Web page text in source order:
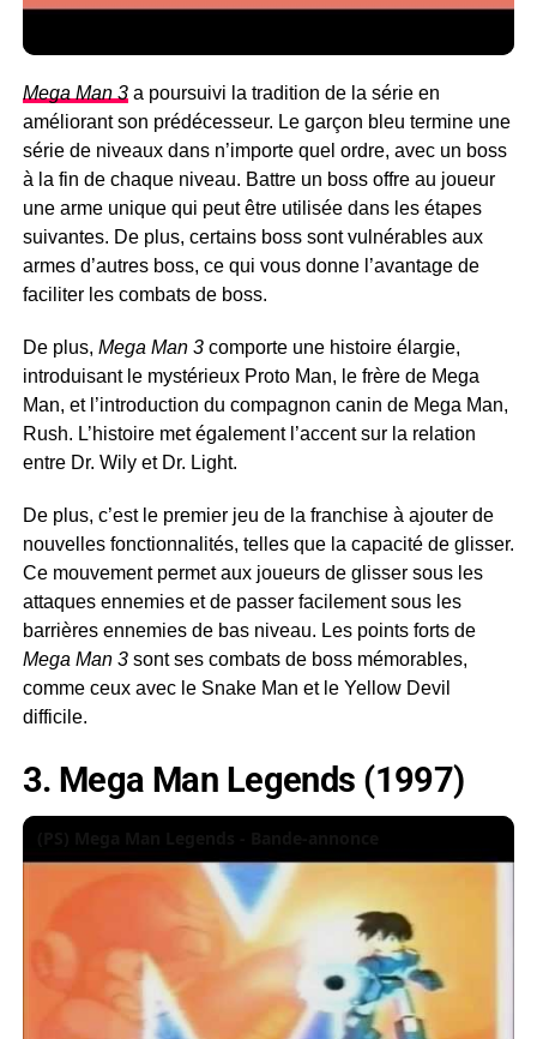
Mega Man 3a poursuivi la tradition de la série en
améliorant son prédécesseur. Le garçon bleu termine une
série de niveaux dans n’importe quel ordre, avec un boss
à la fin de chaque niveau. Battre un boss offre au joueur
une arme unique qui peut être utilisée dans les étapes
suivantes. De plus, certains boss sont vulnérables aux
armes d’autres boss, ce qui vous donne l’avantage de
faciliter les combats de boss.
De plus, Mega Man 3 comporte une histoire élargie,
introduisant le mystérieux Proto Man, le frère de Mega
Man, et l’introduction du compagnon canin de Mega Man,
Rush. L’histoire met également l’accent sur la relation
entre Dr. Wily et Dr. Light.
De plus, c’est le premier jeu de la franchise à ajouter de
nouvelles fonctionnalités, telles que la capacité de glisser.
Ce mouvement permet aux joueurs de glisser sous les
attaques ennemies et de passer facilement sous les
barrières ennemies de bas niveau. Les points forts de
Mega Man 3sont ses combats de boss mémorables,
comme ceux avec le Snake Man et le Yellow Devil
difficile.
3. Mega Man Legends (1997)